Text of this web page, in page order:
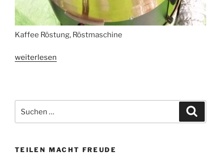
Kaffee Röstung, Röstmaschine
„Handkaffeemühle:
weiterlesen
nach:
TEILEN MACHT FREUDE